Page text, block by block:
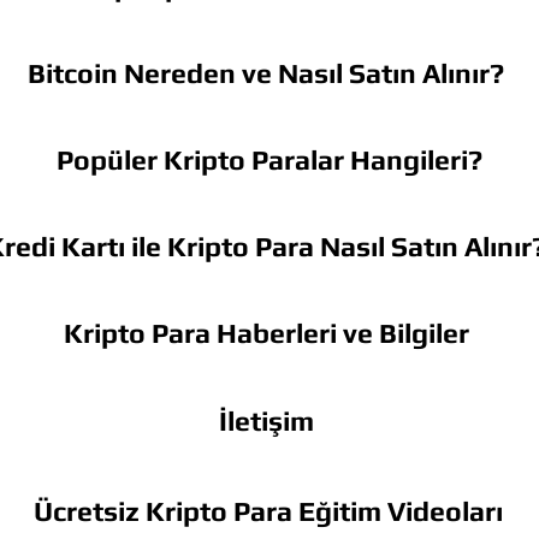
Bitcoin Nereden ve Nasıl Satın Alınır?
Popüler Kripto Paralar Hangileri?
Kartı ile Kripto Para Nasıl Satın
Kripto Para Haberleri ve Bilgiler
İletişim
Ücretsiz Kripto Para Eğitim Videoları